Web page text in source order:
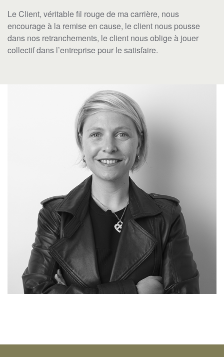
Le Client, véritable fil rouge de ma carrière, nous
encourage à la remise en cause, le client nous pousse
dans nos retranchements, le client nous oblige à jouer
collectif dans l’entreprise pour le satisfaire.